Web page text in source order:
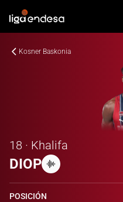
Kosner Baskonia
18 · Khalifa
DIOP
POSICIÓN